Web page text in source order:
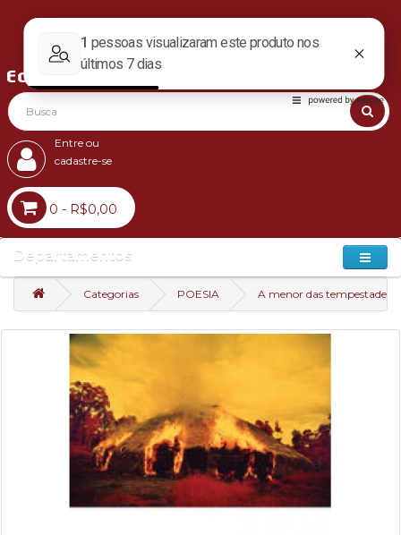
Entre ou
cadastre-se
0 - R$0,00
Departamentos
Categorias POESIA A menor das tempestades